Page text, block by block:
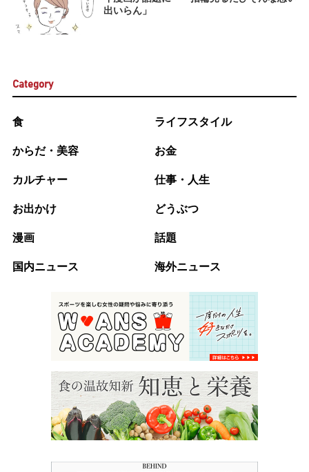
出いらん」
Category
食 ライフスタイル
からだ・美容 お金
カルチャー 仕事・人生
お出かけ どうぶつ
漫画 話題
国内ニュース 海外ニュース